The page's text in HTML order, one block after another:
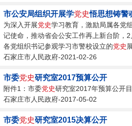
市公安局组织开展学党史悟思想铸警
为深入开展党史学习教育，激励局属各党
记使命，推动省会公安工作再上新台阶，
各党组织书记参观学习市警校设立的党史
石家庄市人民政府-2021-02-26
市委党史研究室2017预算公开
附件1：市委党史研究室2017年预算公开目
石家庄市人民政府-2017-05-02
市委党史研究室2015决算公开